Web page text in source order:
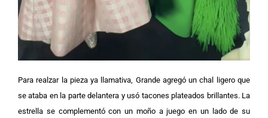
Para realzar la pieza ya llamativa, Grande agregó un chal ligero que
se ataba en la parte delantera y usó tacones plateados brillantes. La
estrella se complementó con un moño a juego en un lado de su